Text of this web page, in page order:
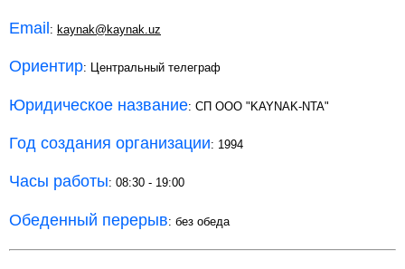
Email: kaynak@kaynak.uz
Ориентир: Центральный телеграф
Юридическое название: СП ООО "KAYNAK-NTA"
Год создания организации: 1994
Часы работы: 08:30 - 19:00
Обеденный перерыв: без обеда